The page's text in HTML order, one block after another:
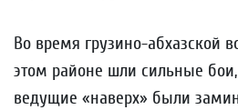
Во время грузино-абхазской
этом районе шли сильные
ведущие «наверх» были